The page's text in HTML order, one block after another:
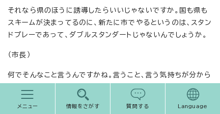
それなら県のほうに誘導したらいいじゃないですか。国も県も
スキームが決まってるのに、新たに市でやるというのは、スタン
ドプレーであって、ダブルスタンダートじゃないんでしょうか。
（市長）
何でそんなこと言うんですかね。言うこと、言う気持ちが分から
んわ。ほんな、あのう、2兆円もの予算持っとるとこで、名古屋
市立大学、医学部もあり、ほれから附属病院もあって、でしょ
メニュー 情報をさがす 質問する Language